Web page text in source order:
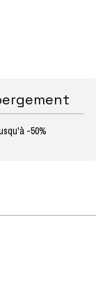
-50%